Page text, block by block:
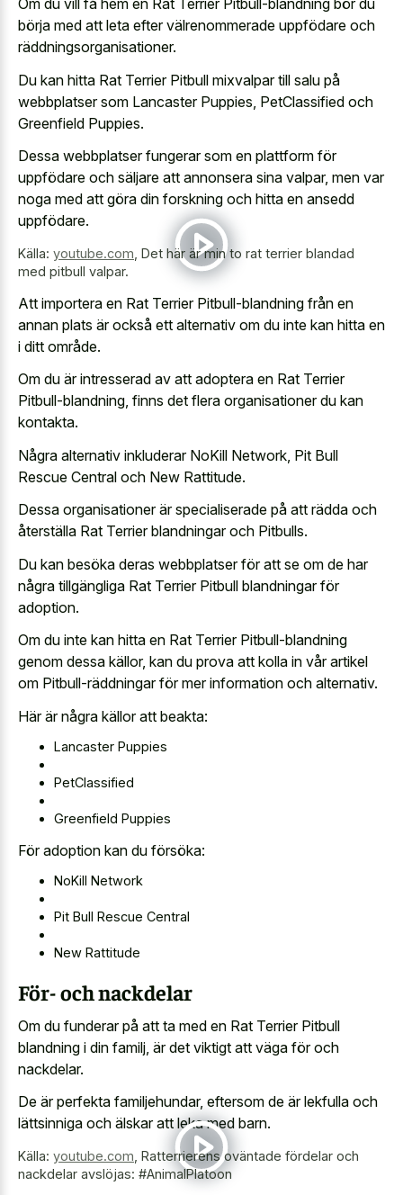
Om du vill få hem en Rat Terrier Pitbull-blandning bör du
börja med att leta efter välrenommerade uppfödare och
räddningsorganisationer.
Du kan hitta Rat Terrier Pitbull mixvalpar till salu på
webbplatser som Lancaster Puppies, PetClassified och
Greenfield Puppies.
Dessa webbplatser fungerar som en plattform för
uppfödare och säljare att annonsera sina valpar, men var
noga med att göra din forskning och hitta en ansedd
uppfödare.
Källa: youtube.com Det här är min to rat terrier blandad
med pitbull valpar.
Att importera en Rat Terrier Pitbull-blandning från en
annan plats är också ett alternativ om du inte kan hitta en
i ditt område.
Om du är intresserad av att adoptera en Rat Terrier
Pitbull-blandning, finns det flera organisationer du kan
kontakta.
Några alternativ inkluderar NoKill Network, Pit Bull
Rescue Central och New Rattitude.
Dessa organisationer är specialiserade på att rädda och
återställa Rat Terrier blandningar och Pitbulls.
Du kan besöka deras webbplatser för att se om de har
några tillgängliga Rat Terrier Pitbull blandningar för
adoption.
Om du inte kan hitta en Rat Terrier Pitbull-blandning
genom dessa källor, kan du prova att kolla in vår artikel
om Pitbull-räddningar för mer information och alternativ.
Här är några källor att beakta:
Lancaster Puppies
PetClassified
Greenfield Puppies
För adoption kan du försöka:
NoKill Network
Pit Bull Rescue Central
New Rattitude
För- och nackdelar
Om du funderar på att ta med en Rat Terrier Pitbull
blandning i din familj, är det viktigt att väga för och
nackdelar.
De är perfekta familjehundar, eftersom de är lekfulla och
lättsinniga och älskar att leka med barn.
Källa: youtube.com Ratterrierens oväntade fördelar och
nackdelar avslöjas: #AnimalPlatoon